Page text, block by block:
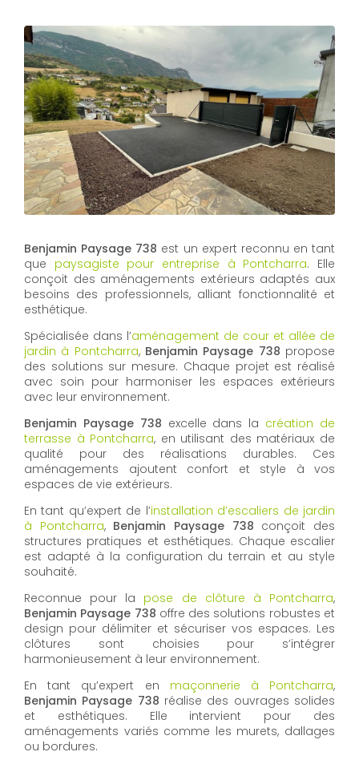
Benjamin Paysage 738 est un expert reconnu en tant
que paysagiste pour entreprise à Pontcharra. Elle
conçoit des aménagements extérieurs adaptés aux
besoins des professionnels, alliant fonctionnalité et
esthétique.
Spécialisée dans l’aménagement de cour et allée de
jardin à Pontcharra, Benjamin Paysage 738 propose
des solutions sur mesure. Chaque projet est réalisé
avec soin pour harmoniser les espaces extérieurs
avec leur environnement.
Benjamin Paysage 738 excelle dans la création de
terrasse à Pontcharra, en utilisant des matériaux de
qualité pour des réalisations durables. Ces
aménagements ajoutent confort et style à vos
espaces de vie extérieurs.
En tant qu’expert de l’installation d’escaliers de jardin
à Pontcharra, Benjamin Paysage 738 conçoit des
structures pratiques et esthétiques. Chaque escalier
est adapté à la configuration du terrain et au style
souhaité.
Reconnue pour la pose de clôture à Pontcharra,
Benjamin Paysage 738 offre des solutions robustes et
design pour délimiter et sécuriser vos espaces. Les
clôtures sont choisies pour s’intégrer
harmonieusement à leur environnement.
En tant qu’expert en maçonnerie à Pontcharra,
Benjamin Paysage 738 réalise des ouvrages solides
et esthétiques. Elle intervient pour des
aménagements variés comme les murets, dallages
ou bordures.